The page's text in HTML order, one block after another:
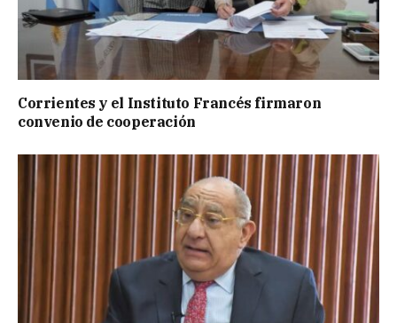
Corrientes y el Instituto Francés firmaron
convenio de cooperación